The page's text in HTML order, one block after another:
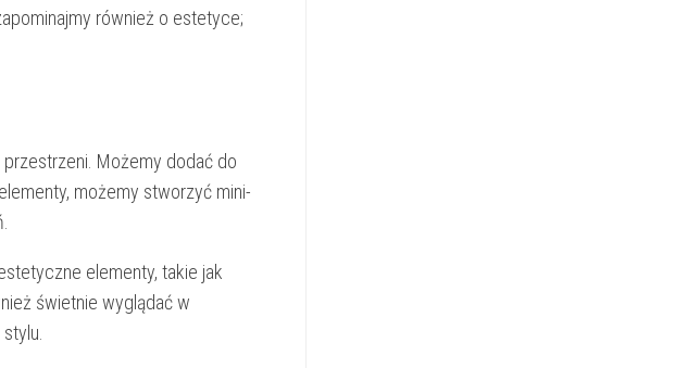
również o estetyce;
Możemy dodać do
możemy stworzyć mini-
elementy, takie jak
świetnie wyglądać w